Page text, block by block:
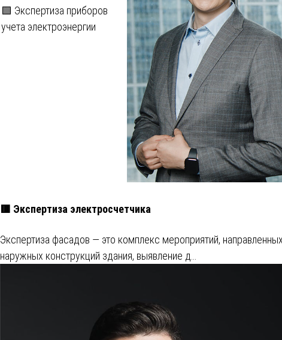
🟩 Экспертиза приборов
учета электроэнергии
🟥 Экспертиза электросчетчика
Экспертиза фасадов — это комплекс мероприятий,
наружных конструкций здания, выявление д…